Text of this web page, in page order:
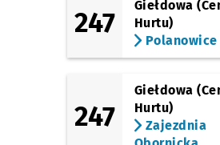
Kochanowskiego
(Aleja Kochanowskiego)
Śniadeckich NŻ
Zacisze NŻPrzystanek na
(Brücknera)
Kwidzyńska
247
Giełdowa
Hurtu)
Polanowice
247
Giełdowa
Hurtu)
Zajezdnia